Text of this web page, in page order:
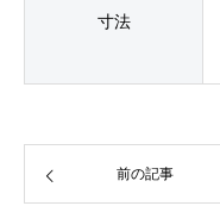
寸法
前の記事